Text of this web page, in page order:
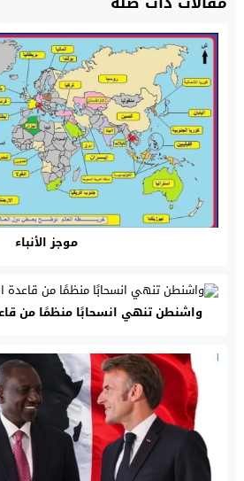
موجز الأنباء
واشنطن تنهي انسحابًا منظمًا من